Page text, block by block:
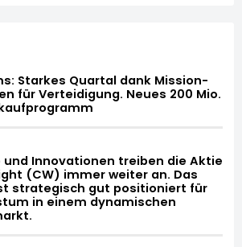
Starkes Quartal dank Mission-
für Verteidigung. Neues 200 Mio.
und Innovationen treiben die Aktie
(CW) immer weiter an. Das
strategisch gut positioniert für
in einem dynamischen